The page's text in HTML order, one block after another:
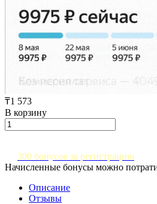
₸1 573
В корзину
300 бонусов за регистрацию
Начисленные бонусы можно
Описание
Отзывы